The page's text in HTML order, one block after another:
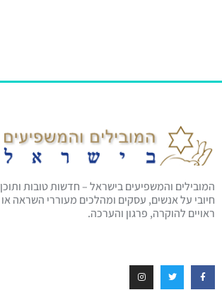
המובילים והמשפיעים בישראל – חדשות טובות ותוכן
חיובי על אנשים, עסקים ומהלכים מעוררי השראה או
ראויים להוקרה, פרגון והערכה.